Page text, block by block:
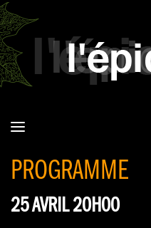
PROGRAMME
25 AVRIL 20H00